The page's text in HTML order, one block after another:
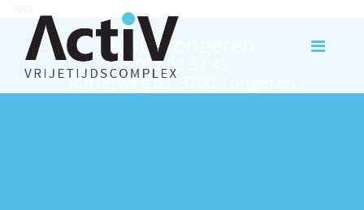
Activ Tongeren
012 23 33 43
Rutterweg 63, 3700 Tongeren